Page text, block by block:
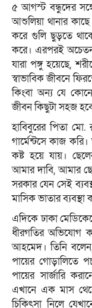
৫ আগস্ট বন্ধুদের
আশুলিয়া থানার
করে গুলি ছুড়তে
করে। এরপরই
যারা পঙ্গু হয়েছে,
স্বাভাবিক জীবনে
কিংবা অন্য যে
জীবন কিছুটা সহজ
হাবিবুরের পিতা
গার্মেন্টসে কাজ
কষ্ট হয়ে যায়।
আমার দাবি, আমার
সরকার যেন সেই
মাসিক ভাতার ব্যবস্থা
এদিকে ঢাকা
ধীরগতির অভিযোগ
আহমেদ। তিনি
পায়ের গোড়ালিতে
পায়ের সার্জারি
এখানে এক মাস
চিকিৎসা নিলে